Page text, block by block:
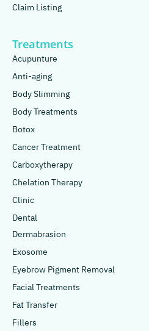
Claim Listing
Treatments
Acupunture
Anti-aging
Body Slimming
Body Treatments
Botox
Cancer Treatment
Carboxytherapy
Chelation Therapy
Clinic
Dental
Dermabrasion
Exosome
Eyebrow Pigment Removal
Facial Treatments
Fat Transfer
Fillers